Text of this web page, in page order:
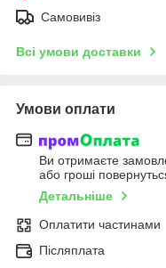
Самовивіз
Всі умови доставки
Умови оплати
Ви отримаєте
або гроші
Детальніше
Оплатити частинами
Післяплата